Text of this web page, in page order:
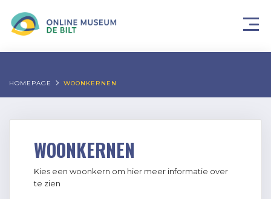
HOMEPAGE WOONKERNEN
WOONKERNEN
Kies een woonkern om hier meer informatie over
te zien